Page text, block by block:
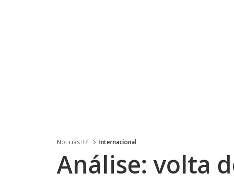
Noticias R7 Internacional
Análise: volta